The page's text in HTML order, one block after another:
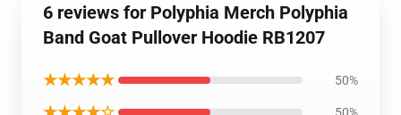
6 reviews for Polyphia Merch Polyphia
Band Goat Pullover Hoodie RB1207
★★★★★ 50%